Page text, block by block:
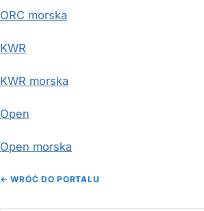
ORC morska
KWR
KWR morska
Open
Open morska
← WRÓĆ DO PORTALU